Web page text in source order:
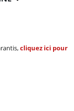
cliquez ici pour